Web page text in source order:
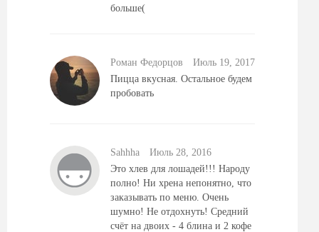
больше(
Роман Федорцов
Июль 19, 2017
Пицца вкусная. Остальное будем
пробовать
Sahhha
Июль 28, 2016
Это хлев для лошадей!!! Народу
полно! Ни хрена непонятно, что
заказывать по меню. Очень
шумно! Не отдохнуть! Средний
счёт на двоих - 4 блина и 2 кофе